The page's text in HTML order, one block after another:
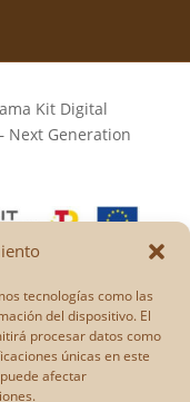
tecnologías como las
del dispositivo. El
procesar datos como
únicas en este
afectar
Kit Digital
Next Generation
o autores y no
Europea o la
pueden